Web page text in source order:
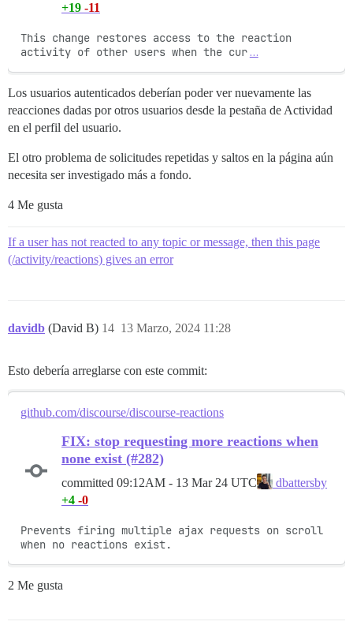
+19 -11
This change restores access to the reaction
activity of other users when the cur …
Los usuarios autenticados deberían poder ver nuevamente las
reacciones dadas por otros usuarios desde la pestaña de Actividad
en el perfil del usuario.
El otro problema de solicitudes repetidas y saltos en la página aún
necesita ser investigado más a fondo.
4 Me gusta
If a user has not reacted to any topic or message, then this page
(/activity/reactions) gives an error
davidb (David B) 13 Marzo, 2024 11:28
14
Esto debería arreglarse con este commit:
github.com/discourse/discourse-reactions
FIX: stop requesting more reactions when
none exist (#282)
committed 09:12AM - 13 Mar 24 UTC
dbattersby
+4 -0
Prevents firing multiple ajax requests on scroll
when no reactions exist.
2 Me gusta